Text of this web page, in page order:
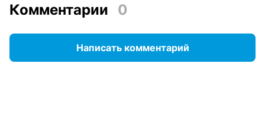
Комментарии 0
Написать комментарий